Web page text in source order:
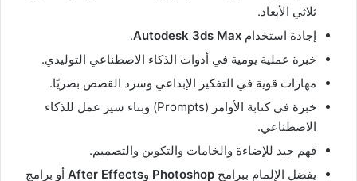
ثلاثي الأبعاد.
إجادة استخدام Autodesk 3ds Max
.
خبرة عملية يومية في أدوات الذكاء الاصطناعي التوليدي.
مهارات قوية في التفكير الإبداعي وسرد القصص بصريًا.
خبرة في كتابة الأوامر (Prompts) وبناء سير عمل للذكاء
الاصطناعي.
فهم جيد للإضاءة والخامات والتكوين والتصميم.
يفضل الإلمام ببرامج Photoshop وAfter Effects أو برامج